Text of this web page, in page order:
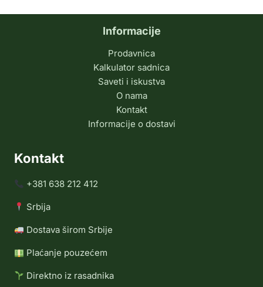
Informacije
Prodavnica
Kalkulator sadnica
Saveti i iskustva
O nama
Kontakt
Informacije o dostavi
Kontakt
+381 638 212 412
Srbija
Dostava širom Srbije
Plaćanje pouzećem
Direktno iz rasadnika